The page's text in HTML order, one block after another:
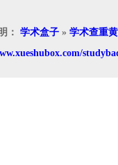
： 学术盒子 » 学术查重